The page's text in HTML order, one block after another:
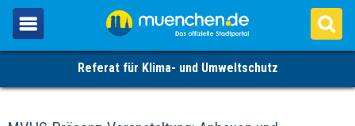
Referat für Klima- und Umweltschutz